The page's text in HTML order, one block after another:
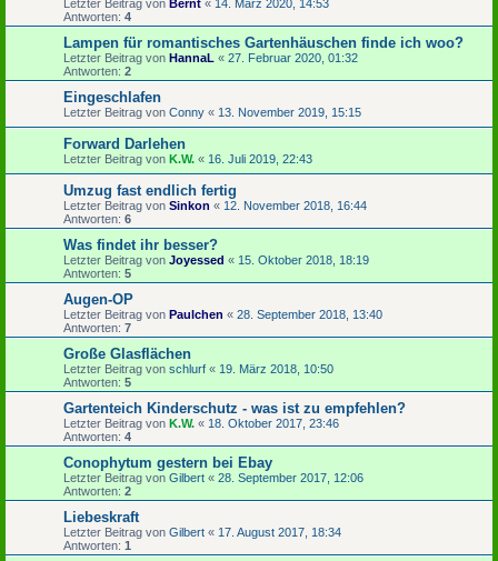
Letzter Beitrag von Bernt « 14. März 2020, 14:53
Antworten: 4
Lampen für romantisches Gartenhäuschen finde ich woo?
Letzter Beitrag von HannaL « 27. Februar 2020, 01:32
Antworten: 2
Eingeschlafen
Letzter Beitrag von Conny « 13. November 2019, 15:15
Forward Darlehen
Letzter Beitrag von K.W. « 16. Juli 2019, 22:43
Umzug fast endlich fertig
Letzter Beitrag von Sinkon « 12. November 2018, 16:44
Antworten: 6
Was findet ihr besser?
Letzter Beitrag von Joyessed « 15. Oktober 2018, 18:19
Antworten: 5
Augen-OP
Letzter Beitrag von Paulchen « 28. September 2018, 13:40
Antworten: 7
Große Glasflächen
Letzter Beitrag von schlurf « 19. März 2018, 10:50
Antworten: 5
Gartenteich Kinderschutz - was ist zu empfehlen?
Letzter Beitrag von K.W. « 18. Oktober 2017, 23:46
Antworten: 4
Conophytum gestern bei Ebay
Letzter Beitrag von Gilbert « 28. September 2017, 12:06
Antworten: 2
Liebeskraft
Letzter Beitrag von Gilbert « 17. August 2017, 18:34
Antworten: 1